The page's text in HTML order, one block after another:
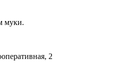
муки.
2